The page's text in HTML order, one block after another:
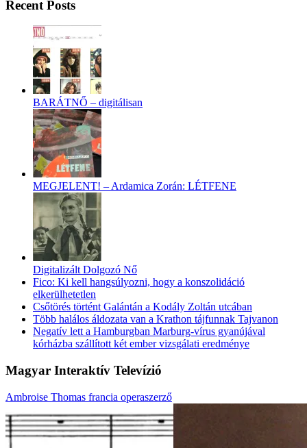
Recent Posts
BARÁTNŐ – digitálisan
MEGJELENT! – Ardamica Zorán: LÉTFENE
Digitalizált Dolgozó Nő
Fico: Ki kell hangsúlyozni, hogy a konszolidáció
elkerülhetetlen
Csőtörés történt Galántán a Kodály Zoltán utcában
Több halálos áldozata van a Krathon tájfunnak Tajvanon
Negatív lett a Hamburgban Marburg-vírus gyanújával
kórházba szállított két ember vizsgálati eredménye
Magyar Interaktív Televízió
Ambroise Thomas francia operaszerző